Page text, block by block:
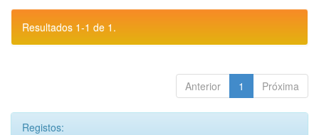
Resultados 1-1 de 1.
Anterior 1 Próxima
Registos: